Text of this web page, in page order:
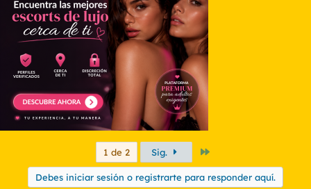
1 de 2 Sig.
Debes iniciar sesión o registrarte para responder aquí.